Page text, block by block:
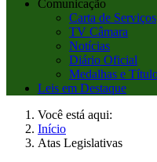
Comunicação
Carta de Serviços
TV Câmara
Notícias
Diário Oficial
Medalhas e
Leis em Destaque
Você está aqui:
Início
Atas Legislativas